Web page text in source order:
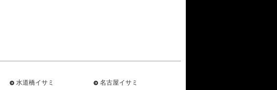
水道橋イサミ 名古屋イサミ